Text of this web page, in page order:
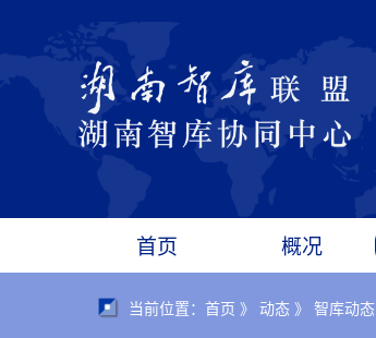
首页 概况
当前位置：首页 》 动态 》 智库动态